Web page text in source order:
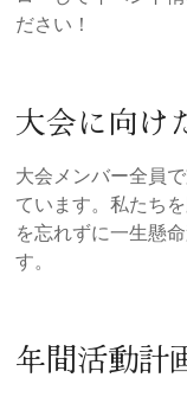
ださい！
大会に向け
大会メンバー全員
ています。私たち
を忘れずに一生懸
す。
年間活動計